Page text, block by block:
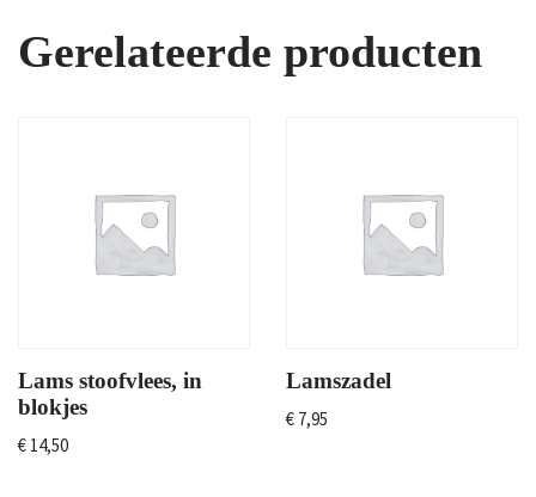
Gerelateerde producten
Lams stoofvlees, in
blokjes
€ 14,50
Lamszadel
€ 7,95